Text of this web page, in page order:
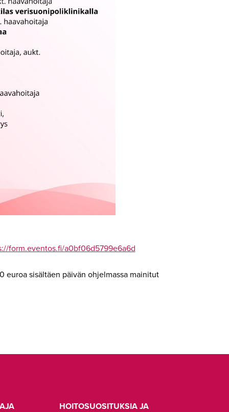
form.eventos.fi/a0bf06d5799e6a6d
sisältäen päivän ohjelmassa mainitut
HOITOSUOSITUKSIA JA